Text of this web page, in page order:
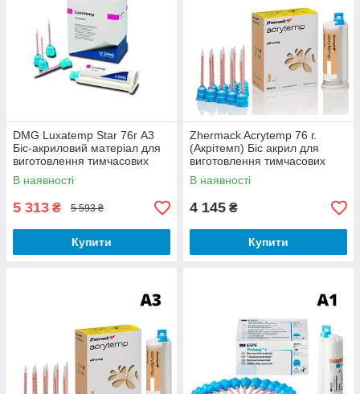
DMG Luxatemp Star 76г А3
Біс-акриловий матеріал для
виготовлення тимчасових
коронок
В наявності
5 313 ₴ 5 593 ₴
Купити
Zhermack Acrytemp 76 г.
(Акрітемп) Біс акрил для
виготовлення тимчасових
коронок. Колір А2
В наявності
4 145 ₴
Купити